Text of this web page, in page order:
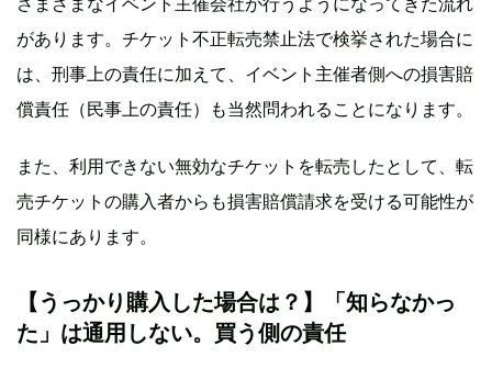
があります。チケット不正転売禁止法で検挙された場合に
は、刑事上の責任に加えて、イベント主催者側への損害賠
償責任（民事上の責任）も当然問われることになります。
また、利用できない無効なチケットを転売したとして、転
売チケットの購入者からも損害賠償請求を受ける可能性が
同様にあります。
【うっかり購入した場合は？】「知らなかっ
た」は通用しない。買う側の責任